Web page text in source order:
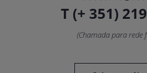
T (+ 351)
(Chamada para rede